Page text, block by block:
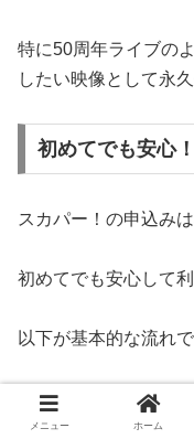
特に50周年ライブの
したい映像として永
初めてでも安心
スカパー！の申込み
初めてでも安心して利
以下が基本的な流れで
スカパー！公式サ
メニュー ホーム